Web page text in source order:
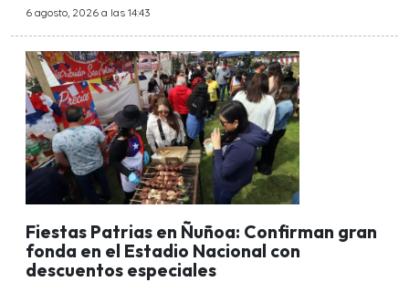
6 agosto, 2026 a las 14:43
Fiestas Patrias en Ñuñoa: Confirman gran
fonda en el Estadio Nacional con
descuentos especiales